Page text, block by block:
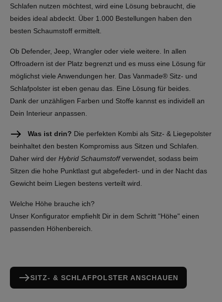
Schlafen nutzen möchtest, wird eine Lösung bebraucht, die
beides ideal abdeckt. Über 1.000 Bestellungen haben den
besten Schaumstoff ermittelt.
Ob Defender, Jeep, Wrangler oder viele weitere. In allen
Offroadern ist der Platz begrenzt und es muss eine Lösung für
möglichst viele Anwendungen her. Das Vanmade® Sitz- und
Schlafpolster ist eben genau das. Eine Lösung für beides.
Dank der unzähligen Farben und Stoffe kannst es individell an
Dein Interieur anpassen.
Was ist drin? Die perfekten Kombi als Sitz- & Liegepolster
beinhaltet den besten Kompromiss aus Sitzen und Schlafen.
Daher wird der Hybrid Schaumstoffverwendet, sodass beim
Sitzen die hohe Punktlast gut abgefedert- und in der Nacht das
Gewicht beim Liegen bestens verteilt wird.
Welche Höhe brauche ich?
Unser Konfigurator empfiehlt Dir in dem Schritt "Höhe" einen
passenden Höhenbereich.
SITZ- & SCHLAFPOLSTER ANSCHAUEN